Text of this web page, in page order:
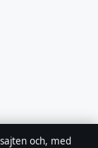
och, med